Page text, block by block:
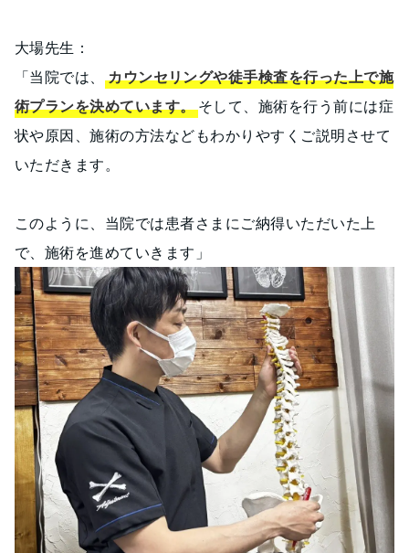
大場先生：
「当院では、
カウンセリングや徒手検査を行った上で施
術プランを決めています。そして、施術を行う前には症
状や原因、施術の方法などもわかりやすくご説明させて
いただきます。
このように、当院では患者さまにご納得いただいた上
で、施術を進めていきます」